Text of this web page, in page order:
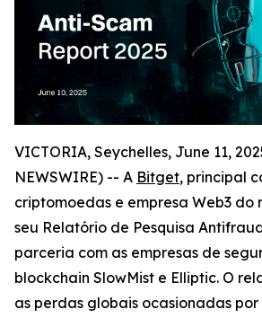
VICTORIA, Seychelles, June 11,
NEWSWIRE) -- A Bitget, principal
criptomoedas e empresa Web3 do
seu Relatório de Pesquisa
parceria com as empresas de
blockchain SlowMist e Elliptic. O
as perdas globais ocasionadas